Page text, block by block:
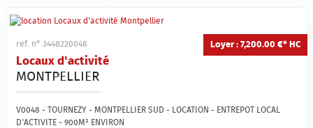
Loyer : 7,200.00 €* HC
ref. n° 3448220048
Locaux d'activité
MONTPELLIER
V0048 - TOURNEZY - MONTPELLIER SUD - LOCATION - ENTREPOT LOCAL
D'ACTIVITE - 900M² ENVIRON